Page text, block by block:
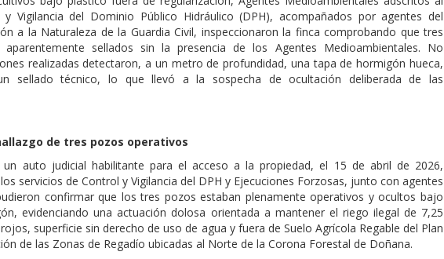
Vigilancia del Dominio Público Hidráulico (DPH), acompañados por agentes del
a la Naturaleza de la Guardia Civil, inspeccionaron la finca comprobando que tres
sellados sin la presencia de los Agentes Medioambientales. No
realizadas detectaron, a un metro de profundidad, una tapa de hormigón hueca,
sellado técnico, lo que llevó a la sospecha de ocultación deliberada de las
de tres pozos operativos
auto judicial habilitante para el acceso a la propiedad, el 15 de abril de 2026,
servicios de Control y Vigilancia del DPH y Ejecuciones Forzosas, junto con agentes
confirmar que los tres pozos estaban plenamente operativos y ocultos bajo
evidenciando una actuación dolosa orientada a mantener el riego ilegal de 7,25
superficie sin derecho de uso de agua y fuera de Suelo Agrícola Regable del Plan
de las Zonas de Regadío ubicadas al Norte de la Corona Forestal de Doñana.